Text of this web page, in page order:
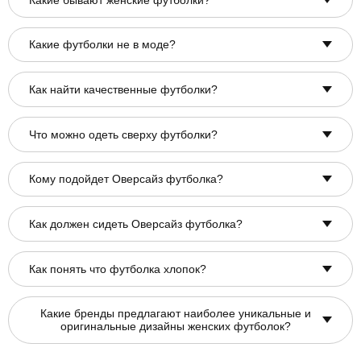
Какие футболки не в моде?
Как найти качественные футболки?
Что можно одеть сверху футболки?
Кому подойдет Оверсайз футболка?
Как должен сидеть Оверсайз футболка?
Как понять что футболка хлопок?
Какие бренды предлагают наиболее уникальные и
оригинальные дизайны женских футболок?